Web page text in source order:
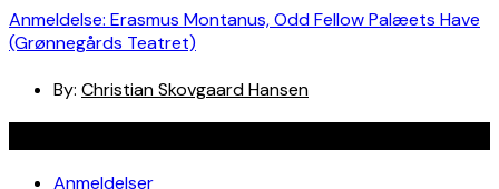
Anmeldelse: Erasmus Montanus, Odd Fellow Palæets Have
(Grønnegårds Teatret)
By: Christian Skovgaard Hansen
Anmeldelser